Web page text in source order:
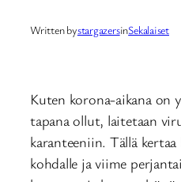
Written bystargazersinSekalaiset
Kuten korona-aikana on
tapana ollut, laitetaan
karanteeniin. Tällä
kohdalle ja viime